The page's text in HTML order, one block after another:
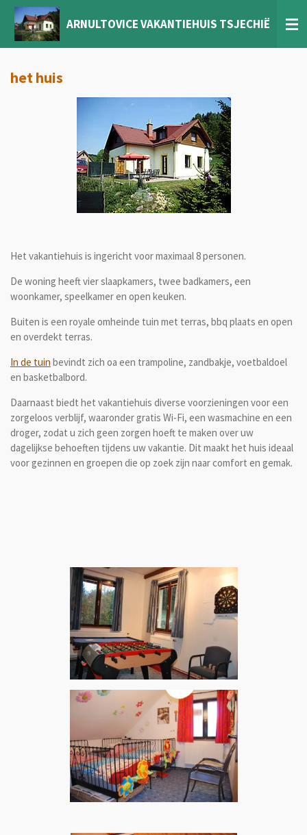
Ga
direct
naar
hoofdinhoud
ARNULTOVICE VAKANTIEHUIS TSJECHIË
het huis
Het vakantiehuis is ingericht voor maximaal 8 personen.
De woning heeft vier slaapkamers, twee badkamers, een
woonkamer, speelkamer en open keuken.
Buiten is een royale omheinde tuin met terras, bbq plaats en open
en overdekt terras.
In de tuin bevindt zich oa een trampoline, zandbakje, voetbaldoel
en basketbalbord.
Daarnaast biedt het vakantiehuis diverse voorzieningen voor een
zorgeloos verblijf, waaronder gratis Wi-Fi, een wasmachine en een
droger, zodat u zich geen zorgen hoeft te maken over uw
dagelijkse behoeften tijdens uw vakantie. Dit maakt het huis ideaal
voor gezinnen en groepen die op zoek zijn naar comfort en gemak.